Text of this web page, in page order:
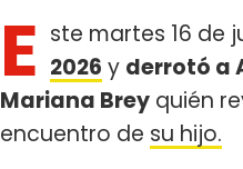
E ste martes 16 de
2026 y derrotó a
Mariana Brey quién
encuentro de su hijo.